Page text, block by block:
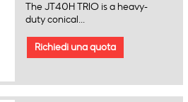
The JT40H TRIO is a heavy-
duty conical...
Richiedi una quota